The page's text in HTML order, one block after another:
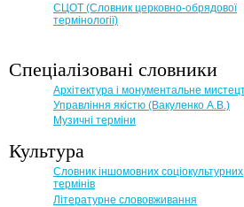
СЦОТ (Словник церковно-обрядової
термінології)
Спеціалізовані словники
Архітектура і монументальне
Управління якістю (Вакуленко А.В.)
Музичні терміни
Культура
Словник іншомовних соціокультурних
термінів
Літературне слововживання